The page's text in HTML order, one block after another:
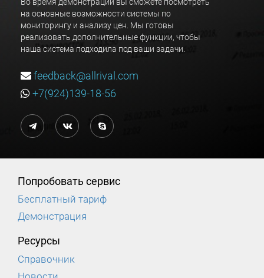
Во время демонстрации вы сможете посмотреть
на основные возможности системы по
мониторингу и анализу цен. Мы готовы
реализовать дополнительные функции, чтобы
наша система подходила под ваши задачи.
feedback@allrival.com
+7(924)139-18-56
Попробовать сервис
Бесплатный тариф
Демонстрация
Ресурсы
Справочник